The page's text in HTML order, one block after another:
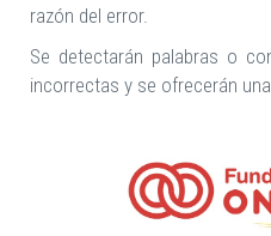
razón del error.
Se detectarán palabras o
incorrectas y se ofrecerán